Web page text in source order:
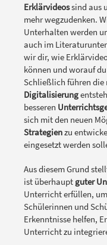
Erklärvideossind aus
mehr wegzudenken.
Unterhalten werden
auch im
wir dir, wie
können und worauf
Schließlich führen die
Digitalisierung
besseren
sich mit den neuen
Strategienzu
eingesetzt werden
Aus diesem Grund
ist überhaupt guter
Unterricht erfüllen,
Schülerinnen und
Erkenntnisse helfen,
Unterricht zu